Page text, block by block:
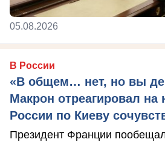
05.08.2026
В России
«В общем… нет, но вы
Макрон отреагировал на
России по Киеву
Президент Франции